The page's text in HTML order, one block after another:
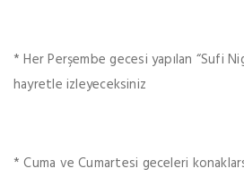
* Her Perşembe gecesi yapılan “Sufi
hayretle izleyeceksiniz
* Cuma ve Cumartesi geceleri